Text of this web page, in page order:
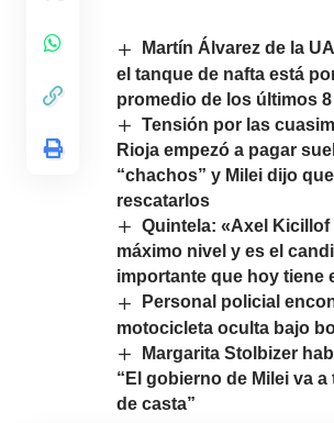
Martín Álvarez de la
el tanque de nafta está
promedio de los últimos
Tensión por las
Rioja empezó a pagar
“chachos” y Milei dijo
rescatarlos
Quintela: «Axel Kicillof
máximo nivel y es el
importante que hoy tiene
Personal policial
motocicleta oculta bajo
Margarita Stolbizer
“El gobierno de Milei va
de casta”